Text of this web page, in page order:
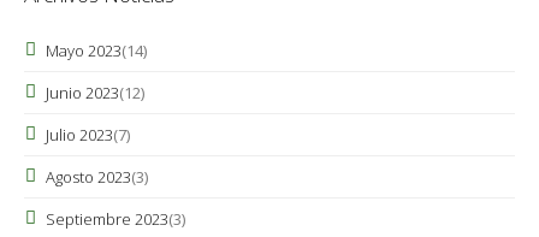
Mayo 2023(14)
Junio 2023(12)
Julio 2023(7)
Agosto 2023(3)
Septiembre 2023(3)